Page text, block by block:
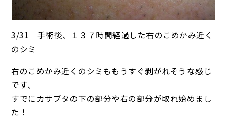
3/31 手術後、１３７時間経過した右のこめかみ近く
のシミ
右のこめかみ近くのシミももうすぐ剥がれそうな感じ
です、
すでにカサブタの下の部分や右の部分が取れ始めまし
た！